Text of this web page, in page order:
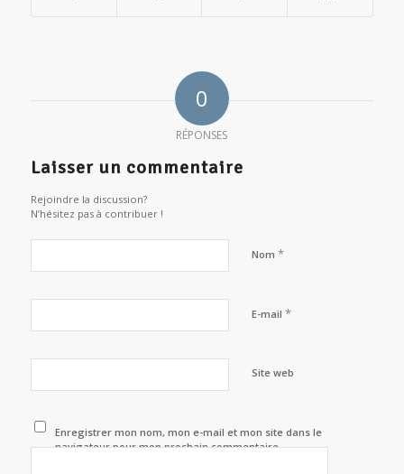
0
RÉPONSES
Laisser un commentaire
Rejoindre la discussion?
N’hésitez pas à contribuer !
Nom *
E-mail *
Site web
Enregistrer mon nom, mon e-mail et mon site dans le
navigateur pour mon prochain commentaire.